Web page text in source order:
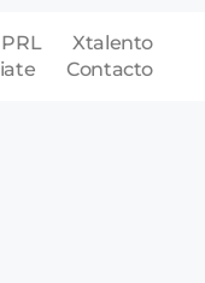
Xtalento
Contacto